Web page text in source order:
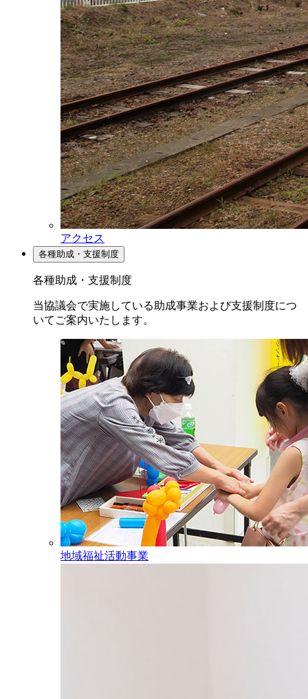
アクセス
各種助成・支援制度
各種助成・支援制度
当協議会で実施している助成事業および支援制度につ
いてご案内いたします。
地域福祉活動事業